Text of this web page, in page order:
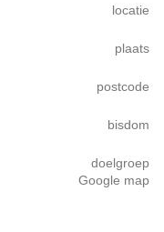
locatie
plaats
postcode
bisdom
doelgroep
Google map